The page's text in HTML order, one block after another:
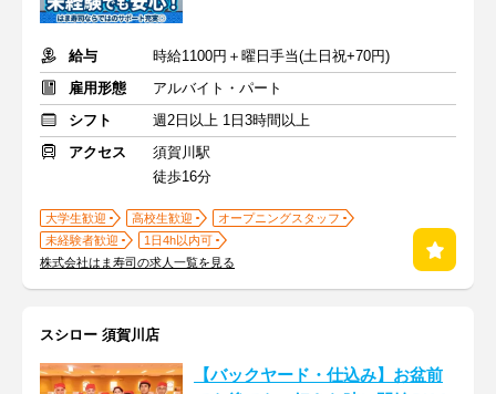
給与
時給1100円＋曜日手当(土日祝+70円)
雇用形態
アルバイト・パート
シフト
週2日以上 1日3時間以上
アクセス
須賀川駅
徒歩16分
大学生歓迎 高校生歓迎
オープニングスタッフ
未経験者歓迎
1日4h以内可
株式会社はま寿司の求人一覧を見る
スシロー 須賀川店
【バックヤード・仕込み】お盆前